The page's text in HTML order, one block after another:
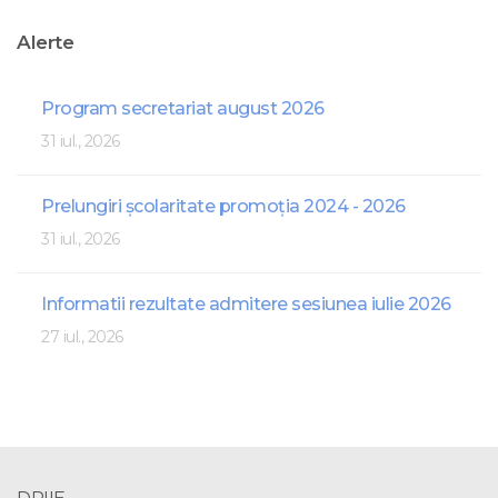
Alerte
Program secretariat august 2026
31 iul., 2026
Prelungiri școlaritate promoția 2024 - 2026
31 iul., 2026
Informatii rezultate admitere sesiunea iulie 2026
27 iul., 2026